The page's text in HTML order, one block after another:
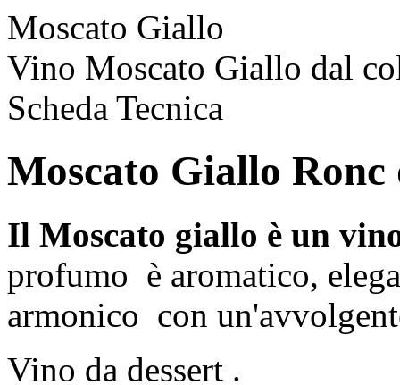
Moscato Giallo
Vino Moscato Giallo dal
Scheda Tecnica
Moscato Giallo
Il Moscato giallo è un
profumo è aromatico,
armonico con
Vino da dessert .